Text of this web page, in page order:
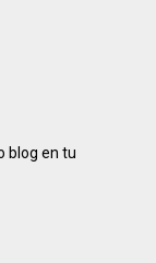
blog en tu